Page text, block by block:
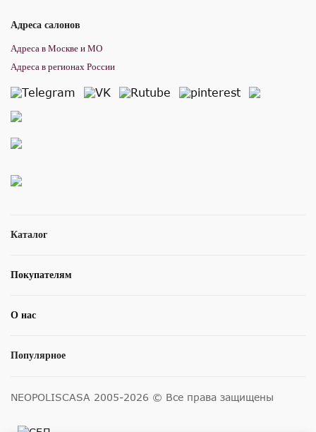
Каталог
Покупателям
О нас
Популярное
Адреса салонов
Адреса в Москве и МО
Адреса в регионах России
NEOPOLISCASA 2005-2026 © Все права защищены